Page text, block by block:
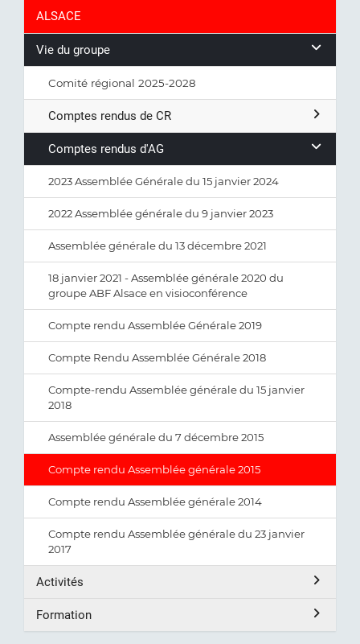
ALSACE
Vie du groupe
Comité régional 2025-2028
Comptes rendus de CR
Comptes rendus d'AG
2023 Assemblée Générale du 15 janvier 2024
2022 Assemblée générale du 9 janvier 2023
Assemblée générale du 13 décembre 2021
18 janvier 2021 - Assemblée générale 2020 du
groupe ABF Alsace en visioconférence
Compte rendu Assemblée Générale 2019
Compte Rendu Assemblée Générale 2018
Compte-rendu Assemblée générale du 15 janvier
2018
Assemblée générale du 7 décembre 2015
Compte rendu Assemblée générale 2015
Compte rendu Assemblée générale 2014
Compte rendu Assemblée générale du 23 janvier
2017
Activités
Formation